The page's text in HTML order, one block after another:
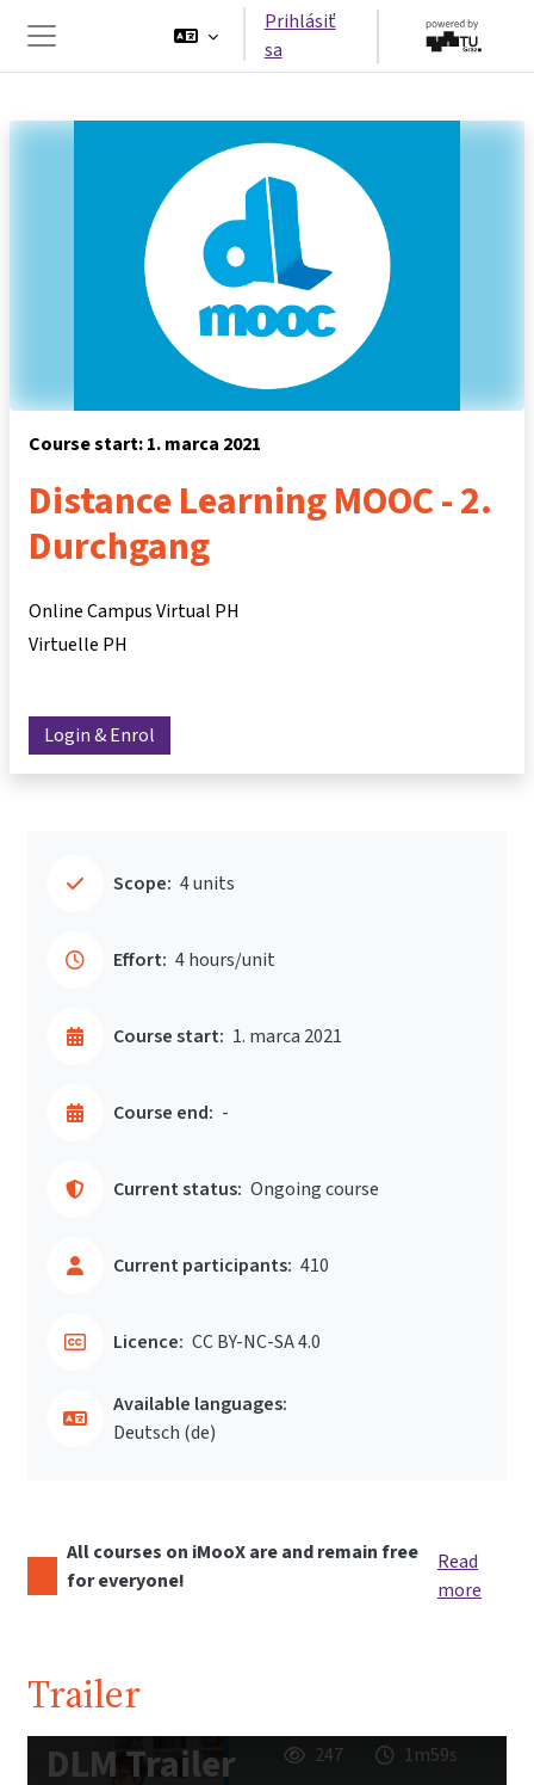
Bočný panel
Prihlásiť
sa
Course start: 1. marca 2021
Distance Learning MOOC - 2.
Durchgang
Online Campus Virtual PH
Virtuelle PH
Login & Enrol
Scope: 4 units
Effort: 4 hours/unit
Course start: 1. marca 2021
Course end: -
Current status: Ongoing course
Current participants: 410
Licence: CC BY-NC-SA 4.0
Available languages:
Deutsch ‎(de)‎
All courses on iMooX are and remain free
for everyone!
Read
more
Trailer
DLM Trailer
247 1m59s